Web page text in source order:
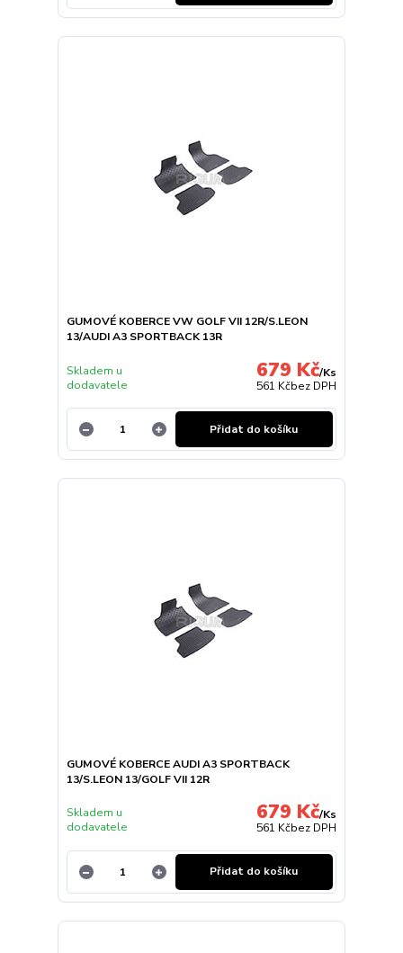
GUMOVÉ KOBERCE VW GOLF VII 12R/S.LEON
13/AUDI A3 SPORTBACK 13R
679 Kč/Ks
561 Kčbez DPH
Skladem u
dodavatele
Přidat do košíku
GUMOVÉ KOBERCE AUDI A3 SPORTBACK
13/S.LEON 13/GOLF VII 12R
679 Kč/Ks
561 Kčbez DPH
Skladem u
dodavatele
Přidat do košíku